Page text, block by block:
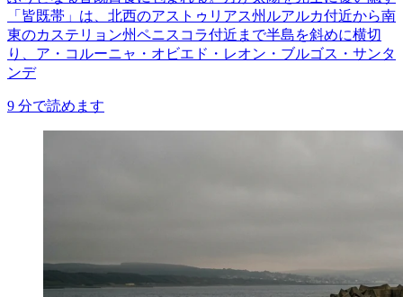
「皆既帯」は、北西のアストゥリアス州ルアルカ付近から南
東のカステリョン州ペニスコラ付近まで半島を斜めに横切
り、ア・コルーニャ・オビエド・レオン・ブルゴス・サンタ
ンデ
9 分で読めます